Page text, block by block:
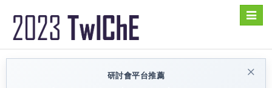
Toggle
×
研討會平台推薦